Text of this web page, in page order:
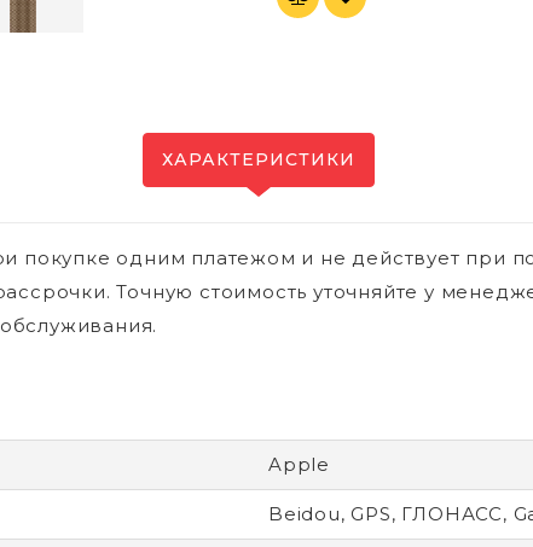
ХАРАКТЕРИСТИКИ
покупке одним платежом и не действует при
Точную стоимость уточняйте у
Apple
Beidou, GPS, ГЛОНАСС,